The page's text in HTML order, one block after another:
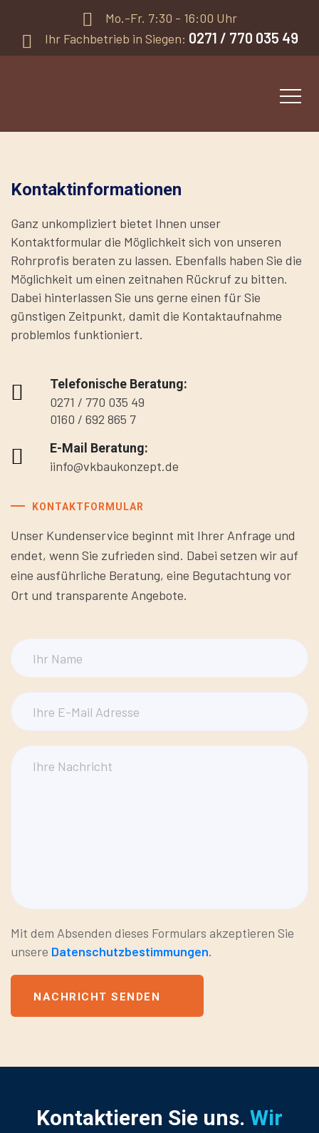
Mo.-Fr. 7:30 - 16:00 Uhr
Ihr Fachbetrieb in Siegen: 0271 / 770 035 49
Kontaktinformationen
Ganz unkompliziert bietet Ihnen unser
Kontaktformular die Möglichkeit sich von unseren
Rohrprofis beraten zu lassen. Ebenfalls haben Sie die
Möglichkeit um einen zeitnahen Rückruf zu bitten.
Dabei hinterlassen Sie uns gerne einen für Sie
günstigen Zeitpunkt, damit die Kontaktaufnahme
problemlos funktioniert.
Telefonische Beratung:
0271 / 770 035 49
0160 / 692 865 7
E-Mail Beratung:
iinfo@vkbaukonzept.de
KONTAKTFORMULAR
Unser Kundenservice beginnt mit Ihrer Anfrage und
endet, wenn Sie zufrieden sind. Dabei setzen wir auf
eine ausführliche Beratung, eine Begutachtung vor
Ort und transparente Angebote.
Mit dem Absenden dieses Formulars akzeptieren Sie
unsere Datenschutzbestimmungen.
NACHRICHT SENDEN
Kontaktieren Sie uns. Wir